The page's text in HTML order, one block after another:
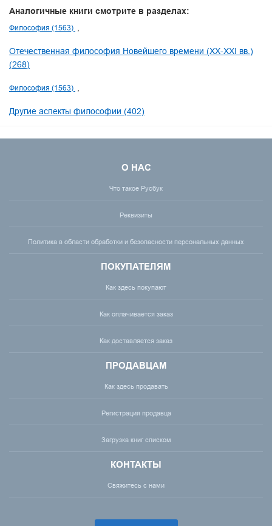
Аналогичные книги смотрите в разделах:
Философия (1563)
Отечественная философия Новейшего времени (XX-XXI вв.)
(268)
Философия (1563)
Другие аспекты философии (402)
О НАС
Что такое Русбук
Реквизиты
Политика в области обработки и безопасности персональных данных
ПОКУПАТЕЛЯМ
Как здесь покупают
Как оплачивается заказ
Как доставляется заказ
ПРОДАВЦАМ
Как здесь продавать
Регистрация продавца
Загрузка книг списком
КОНТАКТЫ
Свяжитесь с нами